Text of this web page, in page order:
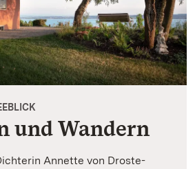
und Wandern
Annette von Droste-